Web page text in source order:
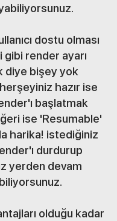
dostu olması
render ayarı
diye bişey yok
hazır ise
başlatmak
ise 'Resumable'
harika! istediğiniz
durdurup
yerden devam
olduğu kadar